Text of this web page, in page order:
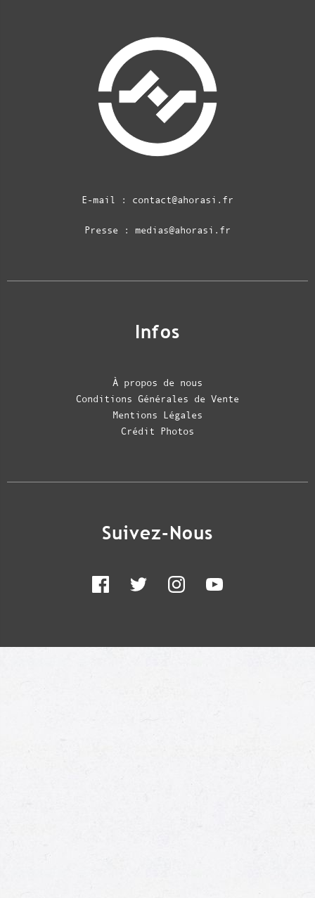
E-mail : contact@ahorasi.fr
Presse : medias@ahorasi.fr
Infos
À propos de nous
Conditions Générales de Vente
Mentions Légales
Crédit Photos
Suivez-Nous